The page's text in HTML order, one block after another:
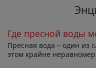
Где пресной воды
Пресная вода – один из
этом крайне